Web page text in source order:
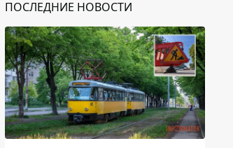
ПОСЛЕДНИЕ НОВОСТИ